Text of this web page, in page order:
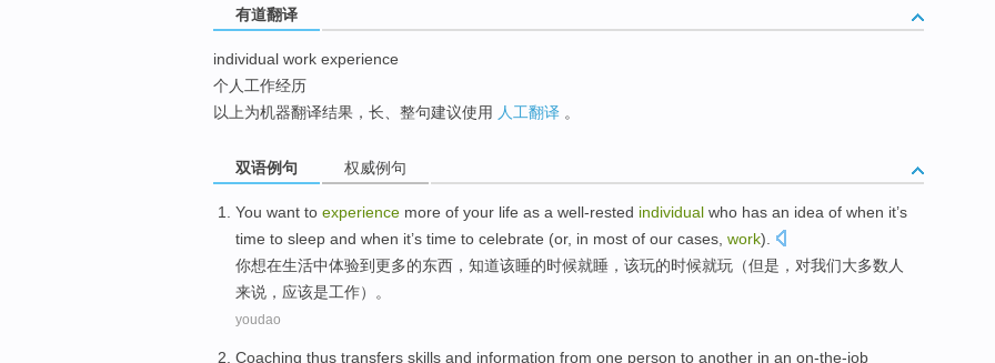
有道翻译
individual work experience
个人工作经历
以上为机器翻译结果，长、整句建议使用 人工翻译 。
双语例句 权威例句
You want to experience more of your life as a well-rested individual who has an idea of when it’s
time to sleep and when it’s time to celebrate (or, in most of our cases, work).
你想在生活中体验到更多的东西， 知道该睡的时候就睡，该玩的时候就玩（但是 ，对我们大多数 人
来说， 应该是工作）。
youdao
Coaching thus transfers skills and information from one person to another in an on-the-job